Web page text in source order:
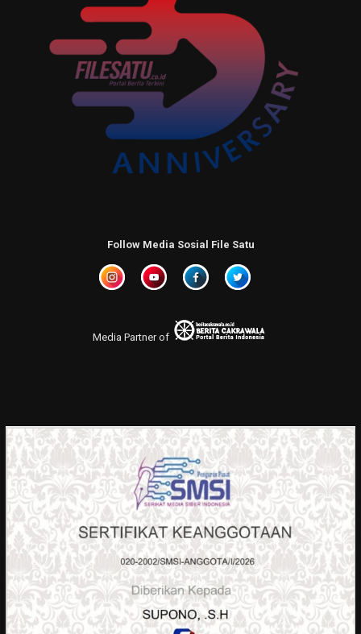
Follow Media Sosial File Satu
Media Partner of